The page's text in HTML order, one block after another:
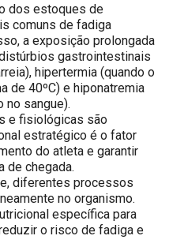
dos estoques de
comuns de fadiga
a exposição prolongada
gastrointestinais
hipertermia (quando o
de 40ºC) e hiponatremia
no sangue).
e fisiológicas são
estratégico é o fator
do atleta e garantir
de chegada.
diferentes processos
no organismo.
específica para
o risco de fadiga e